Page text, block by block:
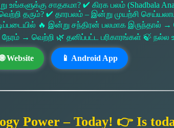
சாதகமா? ✔ கிரக பலம் (Shadbala
தரும்? ✔ தாரபலம் – இன்று முயற்சி
🔥 இன்று சந்திரன் பலமாக
நேரம் → வெற்றி 🌿 தனிப்பட்ட பரிகாரங்கள் 🍃
🌐 Website 📱 Android App
Power – Today! 👉 Is